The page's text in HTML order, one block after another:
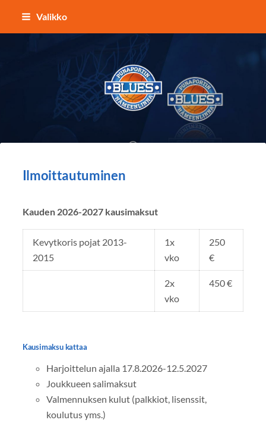
Siirry
Valikko
Punaportin Blues - Koripalloa
Ilmoittautuminen
Kauden 2026-2027 kausimaksut
Kevytkoris pojat 2013-
2015
1x
vko
250
€
2x
vko
450 €
Kausimaksu kattaa
Harjoittelun ajalla 17.8.2026-12.5.2027
Joukkueen salimaksut
Valmennuksen kulut (palkkiot, lisenssit,
koulutus yms.)